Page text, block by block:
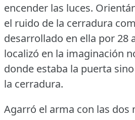
encender las luces.
el ruido de la cerradura
desarrollado en ella por 28
localizó en la imaginación
donde estaba la puerta
la cerradura.
Agarró el arma con las dos